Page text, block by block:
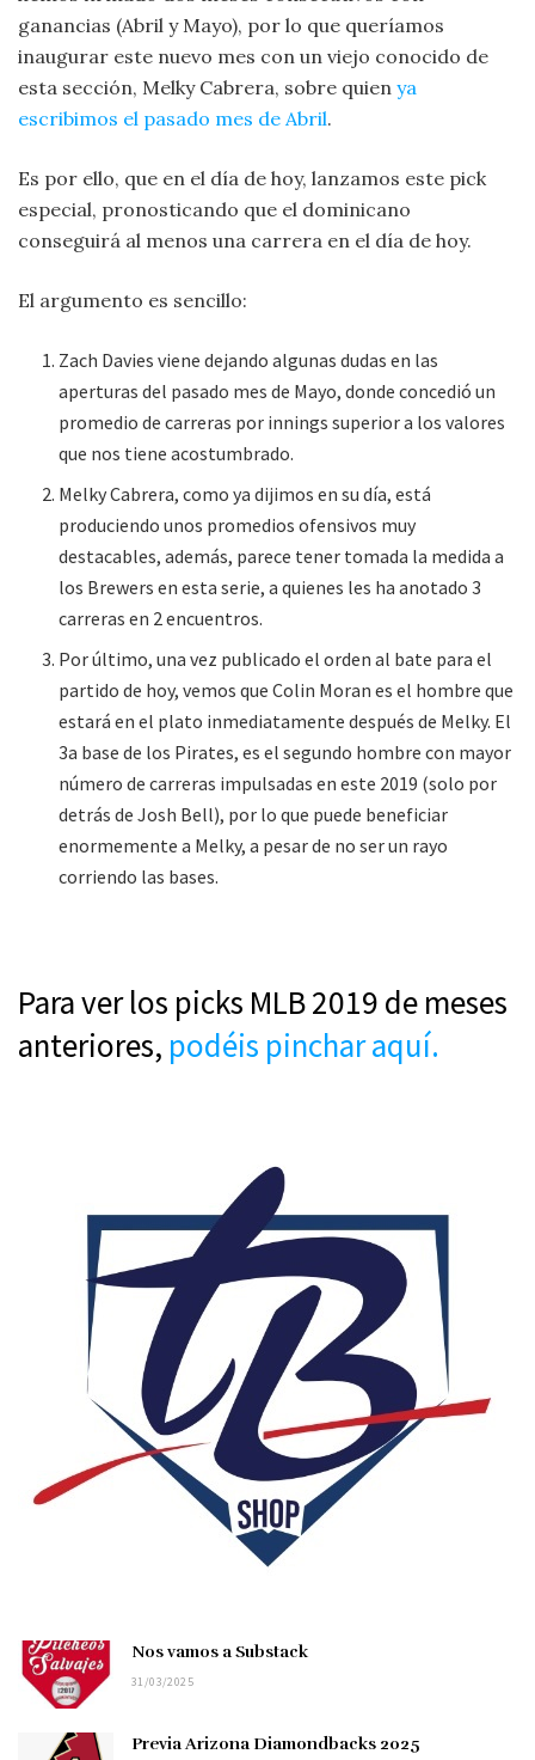
ganancias (Abril y Mayo), por lo que queríamos
inaugurar este nuevo mes con un viejo conocido de
esta sección, Melky Cabrera, sobre quien ya
escribimos el pasado mes de Abril.
Es por ello, que en el día de hoy, lanzamos este pick
especial, pronosticando que el dominicano
conseguirá al menos una carrera en el día de hoy.
El argumento es sencillo:
Zach Davies viene dejando algunas dudas en las
aperturas del pasado mes de Mayo, donde concedió un
promedio de carreras por innings superior a los valores
que nos tiene acostumbrado.
Melky Cabrera, como ya dijimos en su día, está
produciendo unos promedios ofensivos muy
destacables, además, parece tener tomada la medida a
los Brewers en esta serie, a quienes les ha anotado 3
carreras en 2 encuentros.
Por último, una vez publicado el orden al bate para el
partido de hoy, vemos que Colin Moran es el hombre que
estará en el plato inmediatamente después de Melky. El
3a base de los Pirates, es el segundo hombre con mayor
número de carreras impulsadas en este 2019 (solo por
detrás de Josh Bell), por lo que puede beneficiar
enormemente a Melky, a pesar de no ser un rayo
corriendo las bases.
Para ver los picks MLB 2019 de meses
anteriores, podéis pinchar aquí.
Nos vamos a Substack
31/03/2025
Previa Arizona Diamondbacks 2025